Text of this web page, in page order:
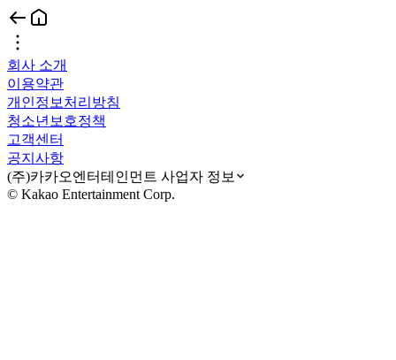
회사 소개
이용약관
개인정보처리방침
청소년보호정책
고객센터
공지사항
(주)카카오엔터테인먼트 사업자 정보
© Kakao Entertainment Corp.